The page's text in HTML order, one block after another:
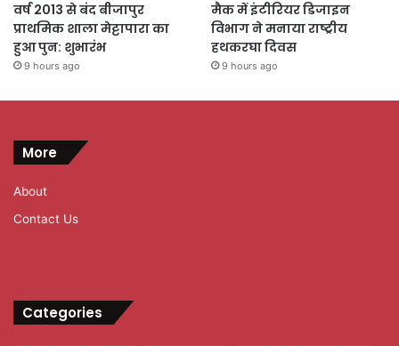
वर्ष 2013 से बंद बीजापुर
प्राथमिक शाला मेट्टापारा का
हुआ पुन: शुभारंभ
9 hours ago
मैक में इंटीरियर डिजाइन
विभाग ने मनाया राष्ट्रीय
हथकरघा दिवस
9 hours ago
More
About
Contact Us
Categories